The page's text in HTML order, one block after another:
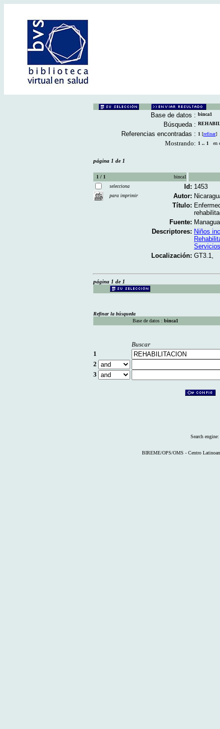
Base de datos : binca1
Búsqueda :
Referencias encontradas : 1 [refinar]
Mostrando: 1 .. 1 en
página 1 de 1
1 / 1
binca1
selecciona
para imprimir
Id: 1453
Autor:
Título:
Fuente:
Descriptores: Niños
Localización: GT3.1,
página 1 de 1
Refinar la búsqueda
Base de datos : binca1
Buscar
1
2
3
Search engine:
BIREME/OPS/OMS - Centro